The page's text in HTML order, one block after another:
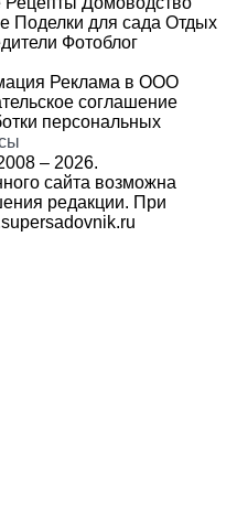
Поделки для сада Отдых
Фотоблог
Реклама в ООО
соглашение
персональных
– 2026.
сайта возможна
редакции. При